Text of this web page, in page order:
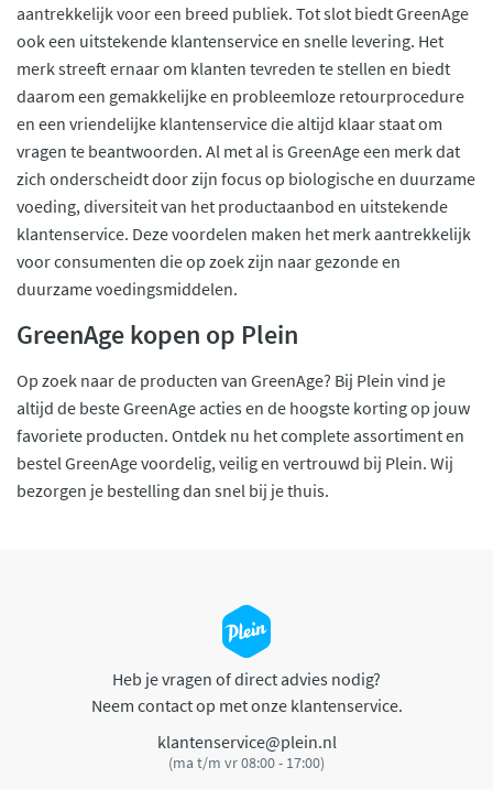
aantrekkelijk voor een breed publiek. Tot slot biedt GreenAge
ook een uitstekende klantenservice en snelle levering. Het
merk streeft ernaar om klanten tevreden te stellen en biedt
daarom een gemakkelijke en probleemloze retourprocedure
en een vriendelijke klantenservice die altijd klaar staat om
vragen te beantwoorden. Al met al is GreenAge een merk dat
zich onderscheidt door zijn focus op biologische en duurzame
voeding, diversiteit van het productaanbod en uitstekende
klantenservice. Deze voordelen maken het merk aantrekkelijk
voor consumenten die op zoek zijn naar gezonde en
duurzame voedingsmiddelen.
GreenAge kopen op Plein
Op zoek naar de producten van GreenAge? Bij Plein vind je
altijd de beste GreenAge acties en de hoogste korting op jouw
favoriete producten. Ontdek nu het complete assortiment en
bestel GreenAge voordelig, veilig en vertrouwd bij Plein. Wij
bezorgen je bestelling dan snel bij je thuis.
Heb je vragen of direct advies nodig?
Neem contact op met onze klantenservice.
klantenservice@plein.nl
(ma t/m vr 08:00 - 17:00)